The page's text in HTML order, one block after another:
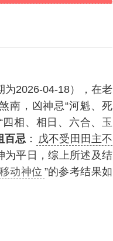
为2026-04-18），在老
南，凶神忌“河魁、死
相、相日、六合、玉
百忌 ：
戊不受田田主不
为平日，综上所述及结
动神位 ”的参考结果如